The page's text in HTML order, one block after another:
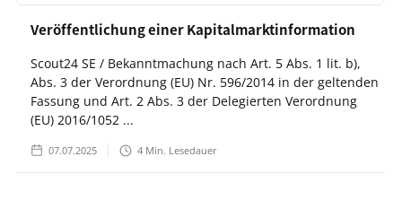
Veröffentlichung einer Kapitalmarktinformation
Scout24 SE / Bekanntmachung nach Art. 5 Abs. 1 lit. b),
Abs. 3 der Verordnung (EU) Nr. 596/2014 in der geltenden
Fassung und Art. 2 Abs. 3 der Delegierten Verordnung
(EU) 2016/1052 ...
07.07.2025 4 Min. Lesedauer